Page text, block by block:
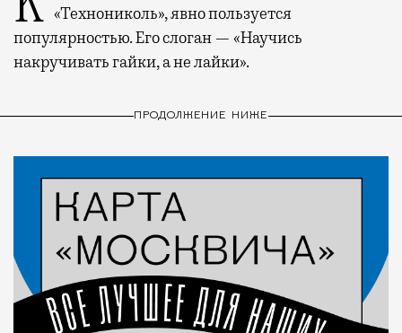
«Технониколь», явно пользуется
популярностью. Его слоган — «Научись
накручивать гайки, а не лайки».
ПРОДОЛЖЕНИЕ НИЖЕ